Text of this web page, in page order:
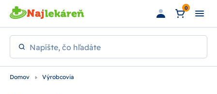
Preskočiť na hlavný obsah 0
Napíšte, čo hľadáte
Domov Výrobcovia